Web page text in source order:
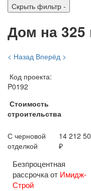
Скрыть фильтр -
Дом на 325
< Назад Вперёд >
Код проекта:
P0192
Стоимость
строительства
С черновой
отделкой
14 212
₽
Безпроцентная
рассрочка от Имидж-
Строй